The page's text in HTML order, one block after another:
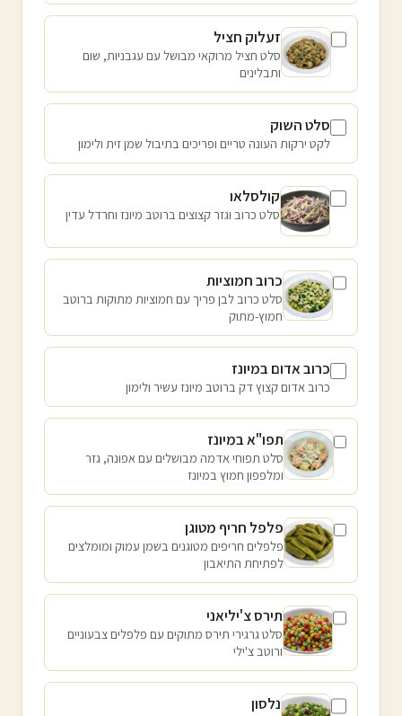
זעלוק חציל
סלט חציל מרוקאי מבושל עם עגבניות, שום
ותבלינים
סלט השוק
לקט ירקות העונה טריים ופריכים בתיבול שמן זית ולימון
קולסלאו
סלט כרוב וגזר קצוצים ברוטב מיונז וחרדל עדין
כרוב חמוציות
סלט כרוב לבן פריך עם חמוציות מתוקות ברוטב
חמוץ-מתוק
כרוב אדום במיונז
כרוב אדום קצוץ דק ברוטב מיונז עשיר ולימון
תפו"א במיונז
סלט תפוחי אדמה מבושלים עם אפונה, גזר
ומלפפון חמוץ במיונז
פלפל חריף מטוגן
פלפלים חריפים מטוגנים בשמן עמוק ומומלצים
לפתיחת התיאבון
תירס צ'יליאני
סלט גרגירי תירס מתוקים עם פלפלים צבעוניים
ורוטב צ'ילי
נלסון